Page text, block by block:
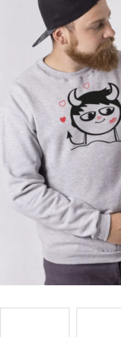
Oblečení
Přihlášení